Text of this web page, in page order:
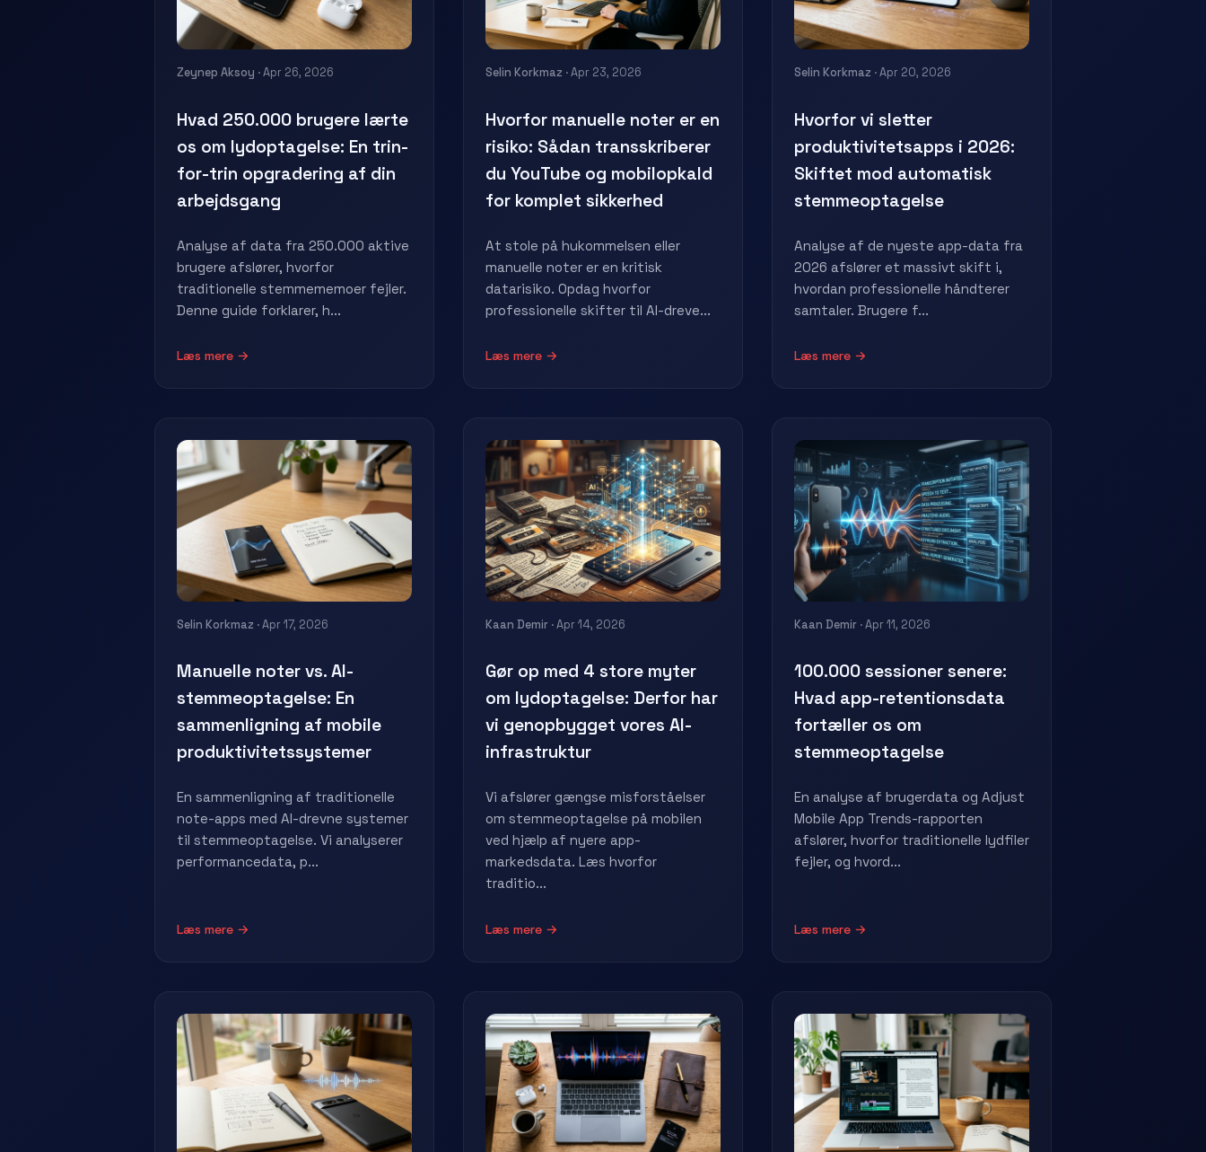
Zeynep Aksoy · Apr 26, 2026
Hvad 250.000 brugere lærte
os om lydoptagelse: En trin-
for-trin opgradering af din
arbejdsgang
Analyse af data fra 250.000 aktive
brugere afslører, hvorfor
traditionelle stemmememoer fejler.
Denne guide forklarer, h...
Læs mere →
Selin Korkmaz · Apr 23, 2026
Hvorfor manuelle noter er en
risiko: Sådan transskriberer
du YouTube og mobilopkald
for komplet sikkerhed
At stole på hukommelsen eller
manuelle noter er en kritisk
datarisiko. Opdag hvorfor
professionelle skifter til AI-dreve...
Læs mere →
Selin Korkmaz · Apr 20, 2026
Hvorfor vi sletter
produktivitetsapps i 2026:
Skiftet mod automatisk
stemmeoptagelse
Analyse af de nyeste app-data fra
2026 afslører et massivt skift i,
hvordan professionelle håndterer
samtaler. Brugere f...
Læs mere →
Selin Korkmaz · Apr 17, 2026
Manuelle noter vs. AI-
stemmeoptagelse: En
sammenligning af mobile
produktivitetssystemer
En sammenligning af traditionelle
note-apps med AI-drevne systemer
til stemmeoptagelse. Vi analyserer
performancedata, p...
Læs mere →
Kaan Demir · Apr 14, 2026
Gør op med 4 store myter
om lydoptagelse: Derfor har
vi genopbygget vores AI-
infrastruktur
Vi afslører gængse misforståelser
om stemmeoptagelse på mobilen
ved hjælp af nyere app-
markedsdata. Læs hvorfor
traditio...
Læs mere →
Kaan Demir · Apr 11, 2026
100.000 sessioner senere:
Hvad app-retentionsdata
fortæller os om
stemmeoptagelse
En analyse af brugerdata og Adjust
Mobile App Trends-rapporten
afslører, hvorfor traditionelle lydfiler
fejler, og hvord...
Læs mere →